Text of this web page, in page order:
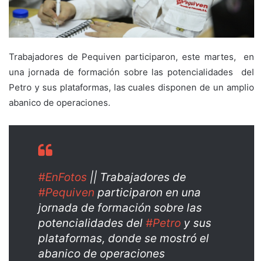
Trabajadores de Pequiven participaron, este martes, en
una jornada de formación sobre las potencialidades del
Petro y sus plataformas, las cuales disponen de un amplio
abanico de operaciones.
#EnFotos || Trabajadores de
#Pequiven participaron en una
jornada de formación sobre las
potencialidades del #Petro y sus
plataformas, donde se mostró el
abanico de operaciones